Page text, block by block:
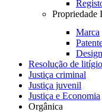
Propriedade
Marca
Design
Resolução de
Justiça criminal
Justiça juvenil
Justiça e Economia
Orgânica